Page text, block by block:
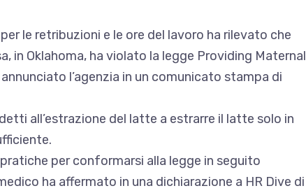
le retribuzioni e le ore del lavoro ha rilevato che
in Oklahoma, ha violato la legge Providing Maternal
l’agenzia in un comunicato stampa di
all’estrazione del latte a estrarre il latte solo in
per conformarsi alla legge in seguito
ha affermato in una dichiarazione a HR Dive di